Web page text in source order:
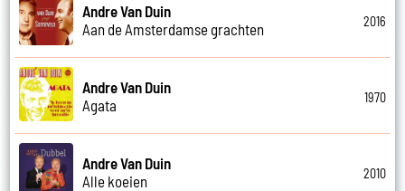
Andre Van Duin
Aan de Amsterdamse grachten
2016
Andre Van Duin
Agata
1970
Andre Van Duin
Alle koeien
2010